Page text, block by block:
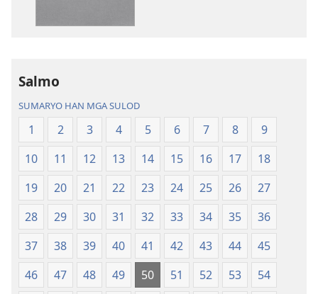
nga
Kalibotan
nga
Hubad
han
Baraan
nga
Kasuratan
Salmo
SUMARYO HAN MGA SULOD
1 2 3 4 5 6 7 8
9
10
11 12 13 14 15 16 17
18
19
20 21 22 23 24 25 26
27
28
29 30 31 32 33 34 35
36
37
38 39 40 41 42 43 44
45
46
47 48 49 50 51 52 53
54